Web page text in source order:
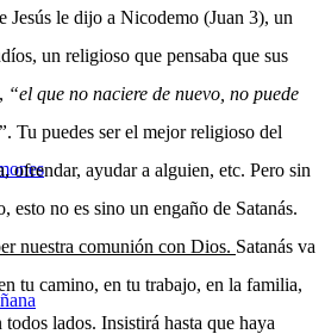
Jesús le dijo a Nicodemo (Juan 3), un
un religioso que pensaba que sus
“el que no naciere de nuevo, no puede
. Tu puedes ser el mejor religioso del
ofrendar, ayudar a alguien, etc. Pero sin
esto no es sino un engaño de Satanás.
nuestra comunión con Dios. Satanás va
tu camino, en tu trabajo, en la familia,
lados. Insistirá hasta que haya